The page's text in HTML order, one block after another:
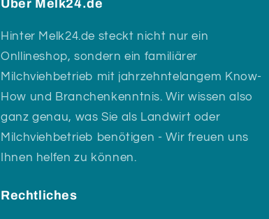
Über Melk24.de
Hinter Melk24.de steckt nicht nur ein
Onllineshop, sondern ein familiärer
Milchviehbetrieb mit jahrzehntelangem Know-
How und Branchenkenntnis. Wir wissen also
ganz genau, was Sie als Landwirt oder
Milchviehbetrieb benötigen - Wir freuen uns
Ihnen helfen zu können.
Rechtliches